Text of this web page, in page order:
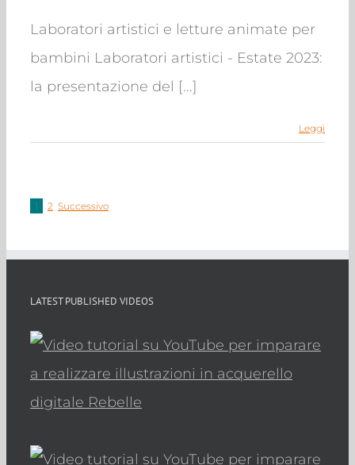
Laboratori artistici e letture animate per
bambini Laboratori artistici - Estate 2023:
la presentazione del [...]
Leggi
1 2 Successivo
LATEST PUBLISHED VIDEOS